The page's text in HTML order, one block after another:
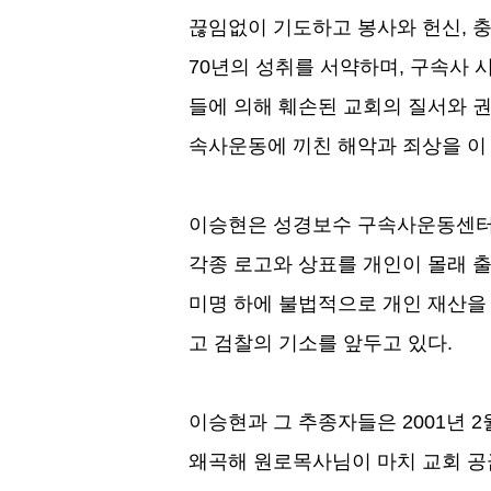
끊임없이 기도하고 봉사와 헌신,
70년의 성취를 서약하며 , 구속사
들에 의해 훼손된 교회의 질서와
속사운동에 끼친 해악과 죄상을
이승현은 성경보수 구속사운동센
각종 로고와 상표를 개인이 몰래
미명 하에 불법적으로 개인 재산
고 검찰의 기소를 앞두고 있다.
이승현과 그 추종자들은 2001년 2
왜곡해 원로목사님이 마치 교회